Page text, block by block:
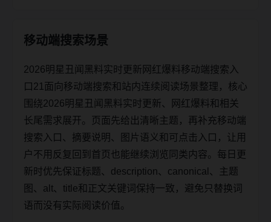
移动端搜索场景
2026明星丑闻黑料实时更新网红爆料移动端搜索入
口21面向移动端搜索和站内连续阅读场景整理，核心
围绕2026明星丑闻黑料实时更新、网红爆料和相关
长尾需求展开。页面先给出清晰主题，再补充移动端
搜索入口、摘要说明、图片语义和可点击入口，让用
户不用反复回到首页也能继续浏览同类内容。每日更
新时优先保证标题、description、canonical、主题
图、alt、title和正文关键词保持一致，避免只替换词
语而没有实际阅读价值。